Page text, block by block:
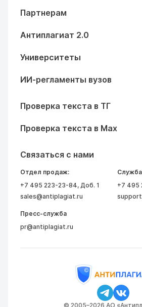
Партнерам
Антиплагиат 2.0
Университеты
ИИ-регламенты вузов
Проверка текста в ТГ
Проверка текста в Max
Связаться с нами
Отдел продаж:
+7 495 223-23-84, Доб. 1
sales@antiplagiat.ru
+7 495
Пресс-служба
pr@antiplagiat.ru
© 2005–2026 АО